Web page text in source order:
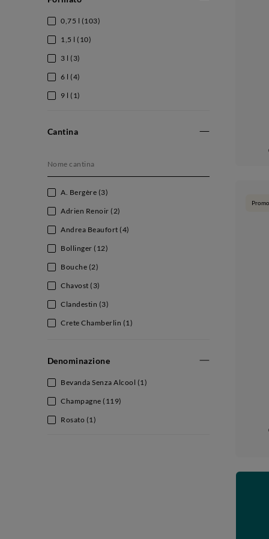
0,75 l (103)
1,5 l (10)
3 l (3)
6 l (4)
9 l (1)
Cantina
A. Bergère (3)
Adrien Renoir (2)
Andrea Beaufort (4)
Bollinger (12)
Bouche (2)
Chavost (3)
Clandestin (3)
Crete Chamberlin (1)
Dom Pérignon
Egly Ouriet
Frederic Levin(6)
Henriet Bazin
Denominazione
Bevanda Senza Alcool (1)
Champagne (119)
Rosato (1)